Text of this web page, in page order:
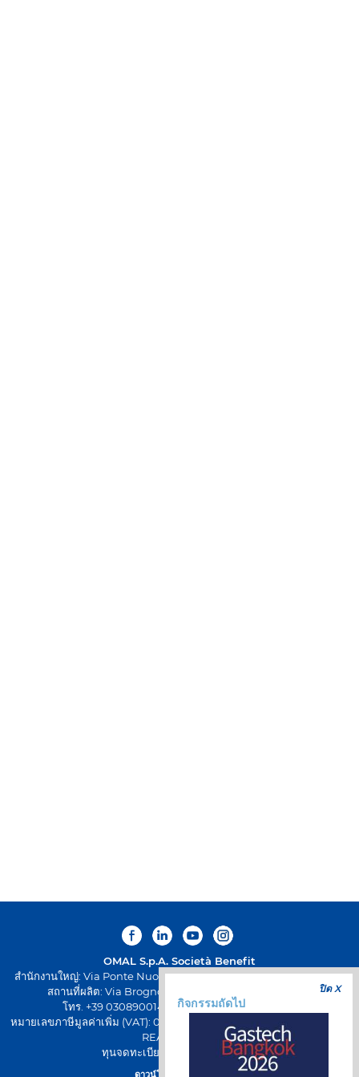
OMAL S.p.A. Società Benefit
สำนักงานใหญ่: Via Ponte Nuovo 11, Rodengo Saiano (Brescia) Italy
สถานที่ผลิต: Via Brognolo 12, Passirano (Brescia) Italy
โทร. +39 0308900145 โทรสาร +39 0308900423
หมายเลขภาษีมูลค่าเพิ่ม (VAT): 00645720988 - รหัสภาษี: 01661640175 -
REA BS-258271
ทุนจดทะเบียน: € 500.000,00 I.V
ดาวน์โหลดแอป OMAL
ปิด X
กิจกรรมถัดไป